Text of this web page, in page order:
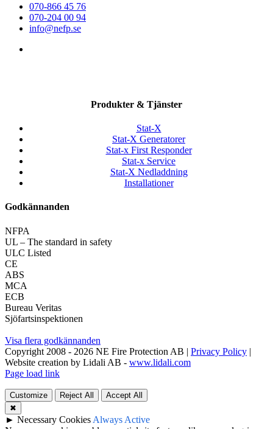
070-866 45 76
070-204 00 94
info@nefp.se
Produkter & Tjänster
Stat-X
Stat-X Generatorer
Stat-x First Responder
Stat-x Service
Stat-X Nedladdning
Installationer
Godkännanden
NFPA
UL – The standard in safety
ULC Listed
CE
ABS
MCA
ECB
Bureau Veritas
Sjöfartsinspektionen
Visa flera godkännanden
Copyright 2008 - 2026 NE Fire Protection AB | Privacy Policy |
Website creation by Lidali AB - www.lidali.com
Page load link
Customize Reject All
Accept All
✖
► Necessary Cookies Always Active